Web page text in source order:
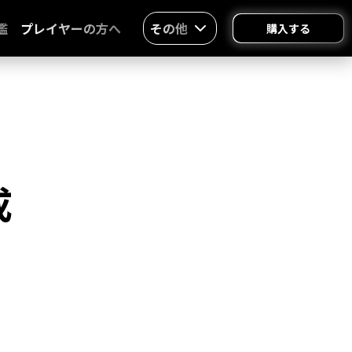
プレイヤーの方へ その他 購入する